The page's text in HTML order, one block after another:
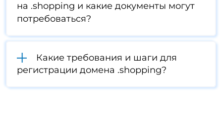
на .shopping и какие документы могут
потребоваться?
Какие требования и шаги для
регистрации домена .shopping?